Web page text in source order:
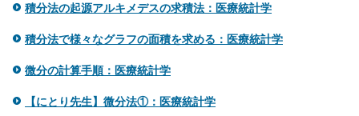
積分法の起源アルキメデスの求積法：医療統計学
積分法で様々なグラフの面積を求める：医療統計学
微分の計算手順：医療統計学
【にとり先生】微分法①：医療統計学